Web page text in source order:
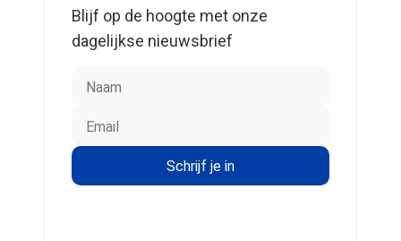
Blijf op de hoogte met onze
dagelijkse nieuwsbrief